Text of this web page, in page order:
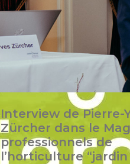
Interview de Pierre-
Zürcher dans le
professionnels de
l’horticulture “jardin